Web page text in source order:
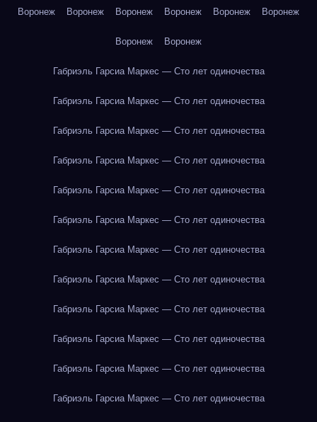
Воронеж Воронеж Воронеж Воронеж Воронеж Воронеж
Воронеж Воронеж
Габриэль Гарсиа Маркес — Сто лет одиночества
Габриэль Гарсиа Маркес — Сто лет одиночества
Габриэль Гарсиа Маркес — Сто лет одиночества
Габриэль Гарсиа Маркес — Сто лет одиночества
Габриэль Гарсиа Маркес — Сто лет одиночества
Габриэль Гарсиа Маркес — Сто лет одиночества
Габриэль Гарсиа Маркес — Сто лет одиночества
Габриэль Гарсиа Маркес — Сто лет одиночества
Габриэль Гарсиа Маркес — Сто лет одиночества
Габриэль Гарсиа Маркес — Сто лет одиночества
Габриэль Гарсиа Маркес — Сто лет одиночества
Габриэль Гарсиа Маркес — Сто лет одиночества